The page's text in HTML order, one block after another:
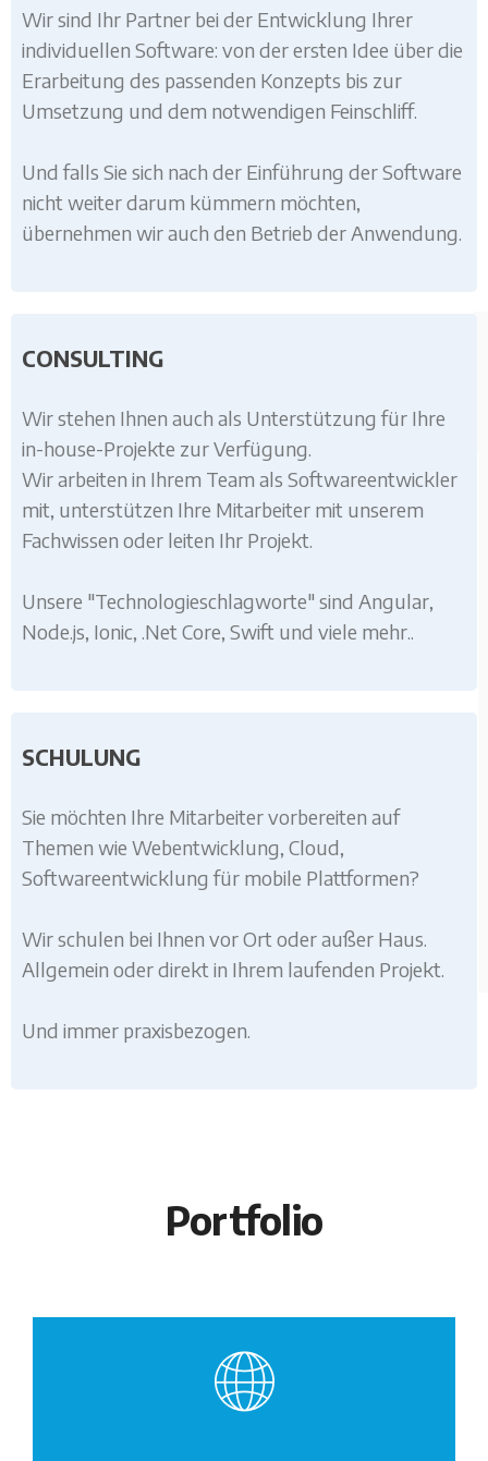
Wir sind Ihr Partner bei der Entwicklung Ihrer
individuellen Software: von der ersten Idee über die
Erarbeitung des passenden Konzepts bis zur
Umsetzung und dem notwendigen Feinschliff.
Und falls Sie sich nach der Einführung der Software
nicht weiter darum kümmern möchten,
übernehmen wir auch den Betrieb der Anwendung.
CONSULTING
Wir stehen Ihnen auch als Unterstützung für Ihre
in-house-Projekte zur Verfügung.
Wir arbeiten in Ihrem Team als Softwareentwickler
mit, unterstützen Ihre Mitarbeiter mit unserem
Fachwissen oder leiten Ihr Projekt.
Unsere "Technologieschlagworte" sind Angular,
Node.js, Ionic, .Net Core, Swift und viele mehr..
SCHULUNG
Sie möchten Ihre Mitarbeiter vorbereiten auf
Themen wie Webentwicklung, Cloud,
Softwareentwicklung für mobile Plattformen?
Wir schulen bei Ihnen vor Ort oder außer Haus.
Allgemein oder direkt in Ihrem laufenden Projekt.
Und immer praxisbezogen.
Portfolio